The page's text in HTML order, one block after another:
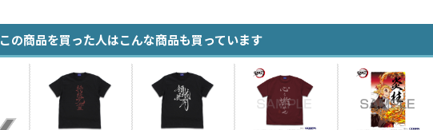
この商品を買った人はこんな商品も買っています